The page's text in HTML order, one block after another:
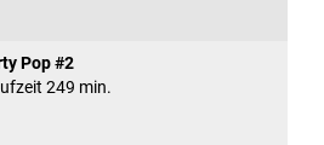
Pop #2
249 min.